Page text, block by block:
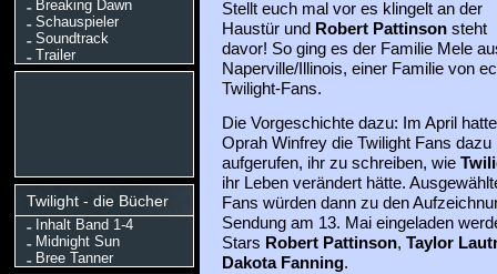
Breaking Dawn
Schauspieler
Soundtrack
Trailer
Twilight - die Bücher
Inhalt Band 1-4
Midnight Sun
Bree Tanner
Stellt euch mal vor es klingelt an der
Haustür und Robert Pattinsonsteht
davor! So ging es der Familie Mele
Naperville/Illinois, einer Familie von
Twilight-Fans.
Die Vorgeschichte dazu: Im April hatte
Oprah Winfrey die Twilight Fans dazu
aufgerufen, ihr zu schreiben, wie
ihr Leben verändert hätte.
Fans würden dann zu den
Sendung am 13. Mai eingeladen
Stars Robert Pattinson, Taylor
Dakota Fanning.